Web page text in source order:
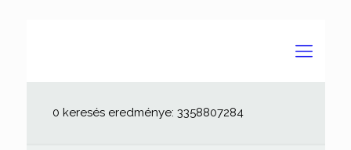
0 keresés eredménye: 3358807284